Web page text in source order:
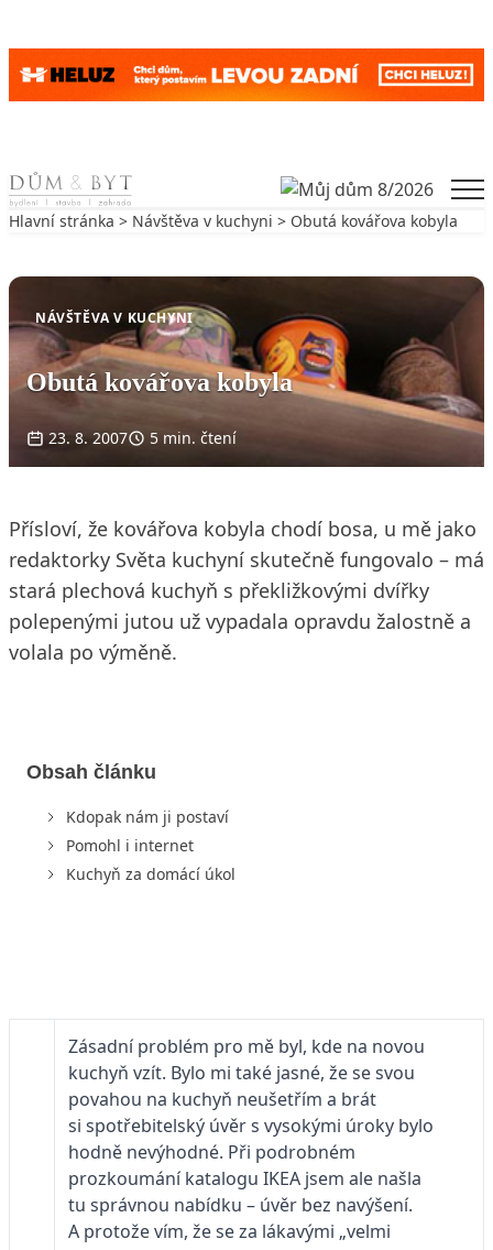
Skip to content
Hlavní stránka > Návštěva v kuchyni > Obutá kovářova kobyla
NÁVŠTĚVA V KUCHYNI
Obutá kovářova kobyla
23. 8. 2007 5 min. čtení
Přísloví, že kovářova kobyla chodí bosa, u mě jako
redaktorky Světa kuchyní skutečně fungovalo – má
stará plechová kuchyň s překližkovými dvířky
polepenými jutou už vypadala opravdu žalostně a
volala po výměně.
Obsah článku
Kdopak nám ji postaví
Pomohl i internet
Kuchyň za domácí úkol
Zásadní problém pro mě byl, kde na novou
kuchyň vzít. Bylo mi také jasné, že se svou
povahou na kuchyň neušetřím a brát
si spotřebitelský úvěr s vysokými úroky bylo
hodně nevýhodné. Při podrobném
prozkoumání katalogu IKEA jsem ale našla
tu správnou nabídku – úvěr bez navýšení.
A protože vím, že se za lákavými „velmi